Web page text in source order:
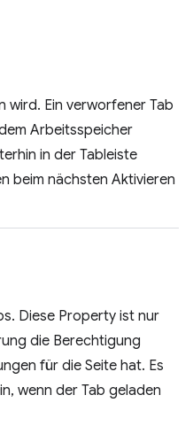
wird. Ein verworfener Tab
Arbeitsspeicher
in der Tableiste
beim nächsten Aktivieren
Diese Property ist nur
die Berechtigung
für die Seite hat. Es
wenn der Tab geladen